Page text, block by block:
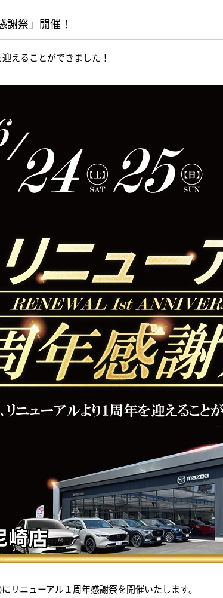
祭」開催！
えることができました！
ニューアル１周年感謝祭を開催いたします。